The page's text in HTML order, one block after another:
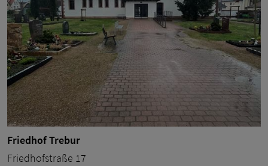
Friedhof Trebur
Friedhofstraße 17